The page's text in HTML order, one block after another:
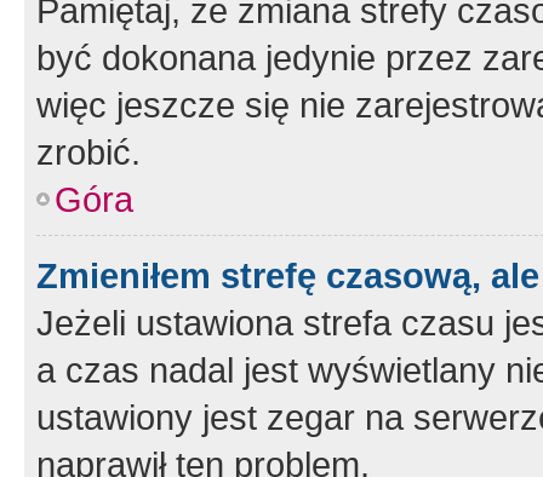
Pamiętaj, że zmiana strefy
być dokonana jedynie przez
więc jeszcze się nie
zrobić.
Góra
Zmieniłem strefę czasową,
Jeżeli ustawiona strefa czasu
a czas nadal jest wyświetlany
ustawiony jest zegar na
naprawił ten problem.